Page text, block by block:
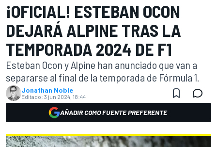
¡OFICIAL! ESTEBAN OCON
DEJARÁ ALPINE TRAS LA
TEMPORADA 2024 DE F1
Esteban Ocon y Alpine han anunciado que van a
separarse al final de la temporada de Fórmula 1.
Jonathan Noble
Editado: 3 jun 2024, 18:44
AÑADIR COMO FUENTE PREFERENTE